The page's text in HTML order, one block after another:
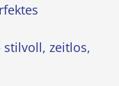
stilvoll, zeitlos,